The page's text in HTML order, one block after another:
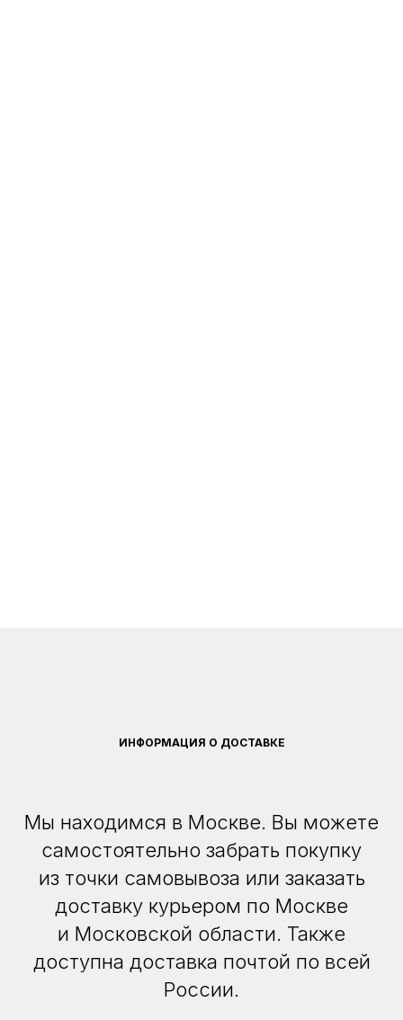
ИНФОРМАЦИЯ О ДОСТАВКЕ
Мы находимся в Москве. Вы можете
самостоятельно забрать покупку
из точки самовывоза или заказать
доставку курьером по Москве
и Московской области. Также
доступна доставка почтой по всей
России.